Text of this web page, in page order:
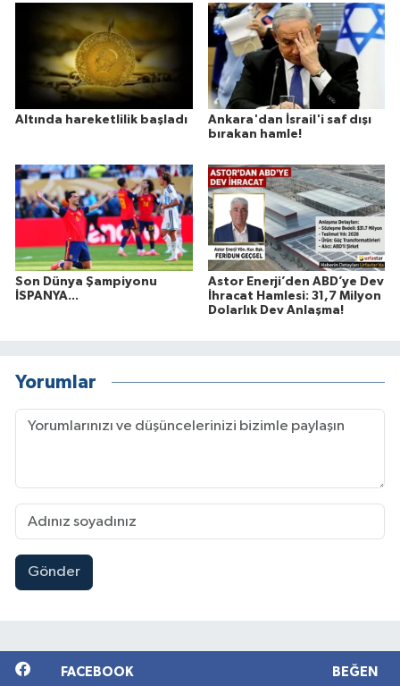
Altında hareketlilik başladı
Ankara'dan İsrail'i saf dışı
bırakan hamle!
Son Dünya Şampiyonu
İSPANYA...
Astor Enerji’den ABD’ye Dev
İhracat Hamlesi: 31,7 Milyon
Dolarlık Dev Anlaşma!
Yorumlar
Gönder
FACEBOOK BEĞEN